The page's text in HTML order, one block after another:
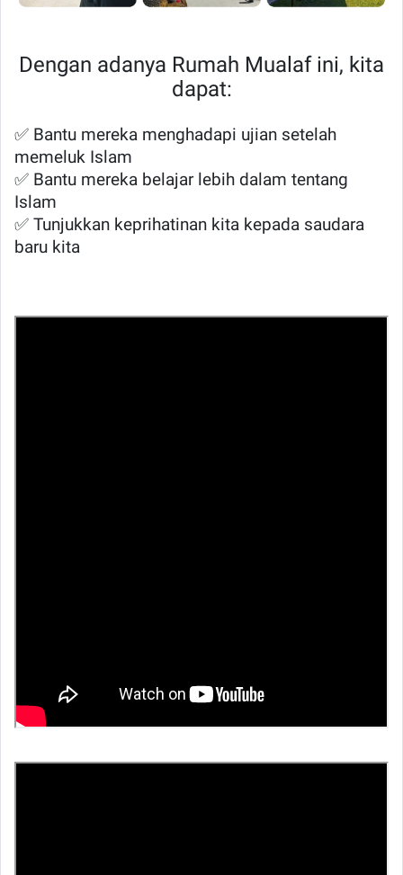
Dengan adanya Rumah Mualaf ini, kita
dapat:
✅ Bantu mereka menghadapi ujian setelah
memeluk Islam
✅ Bantu mereka belajar lebih dalam tentang
Islam
✅ Tunjukkan keprihatinan kita kepada saudara
baru kita